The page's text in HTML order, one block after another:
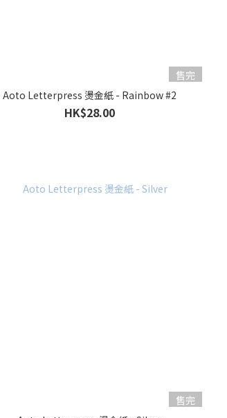
售完
Aoto Letterpress 燙金紙 - Rainbow #2
HK$28.00
售完